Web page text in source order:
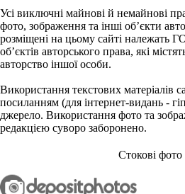
Усі виключні майнові й немайнові
фото, зображення та інші об’єкти
розміщені на цьому сайті належать
об’єктів авторського права, які
авторство іншої особи.
Використання текстових матеріалів
посиланням (для інтернет-видань -
джерело. Використання фото та
редакцією суворо заборонено.
Стокові фото